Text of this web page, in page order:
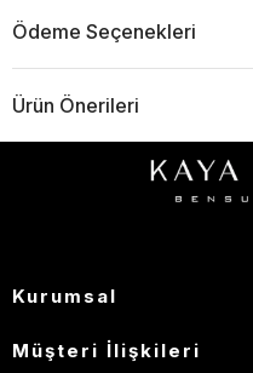
Ödeme Seçenekleri
Ürün Önerileri
Kurumsal
Müşteri İlişkileri